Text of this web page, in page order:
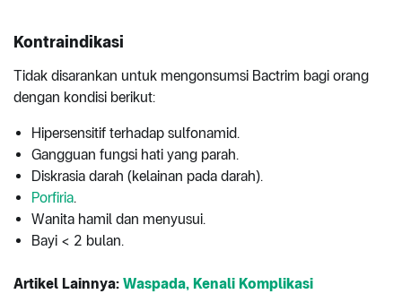
Kontraindikasi
Tidak disarankan untuk mengonsumsi Bactrim bagi orang
dengan kondisi berikut:
Hipersensitif terhadap sulfonamid.
Gangguan fungsi hati yang parah.
Diskrasia darah (kelainan pada darah).
Porfiria.
Wanita hamil dan menyusui.
Bayi < 2 bulan.
Artikel Lainnya: Waspada, Kenali Komplikasi